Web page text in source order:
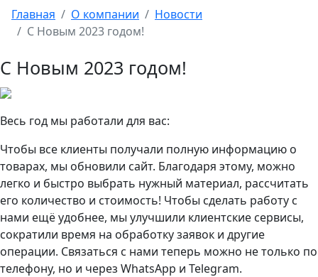
Главная
О компании
Новости
С Новым 2023 годом!
С Новым 2023 годом!
Весь год мы работали для вас:
Чтобы все клиенты получали полную информацию о
товарах, мы обновили сайт. Благодаря этому, можно
легко и быстро выбрать нужный материал, рассчитать
его количество и стоимость! Чтобы сделать работу с
нами ещё удобнее, мы улучшили клиентские сервисы,
сократили время на обработку заявок и другие
операции. Связаться с нами теперь можно не только по
телефону, но и через WhatsApp и Telegram.